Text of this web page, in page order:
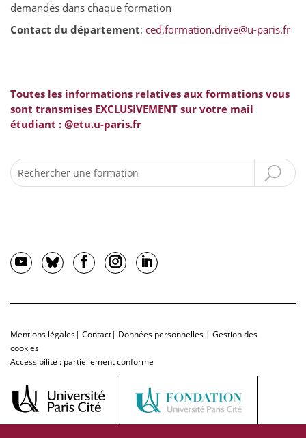
demandés dans chaque formation
Contact du département: ced.formation.drive@u-paris.fr
Toutes les informations relatives aux formations vous
sont transmises EXCLUSIVEMENT sur votre mail
étudiant : @etu.u-paris.fr
Recherche
Mentions légales| Contact| Données personnelles | Gestion des
cookies
Accessibilité : partiellement conforme